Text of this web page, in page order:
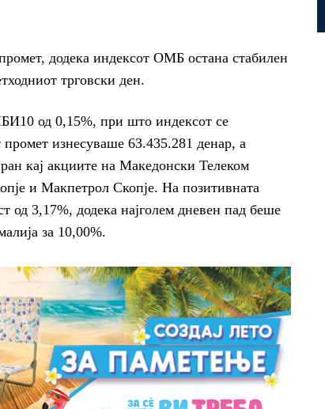
додека индексот ОМБ остана стабилен
трговски ден.
од 0,15%, при што индексот се
изнесуваше 63.435.281 денар, а
кај акциите на Македонски Телеком
и Макпетрол Скопје. На позитивната
од 3,17%, додека најголем дневен пад беше
за 10,00%.